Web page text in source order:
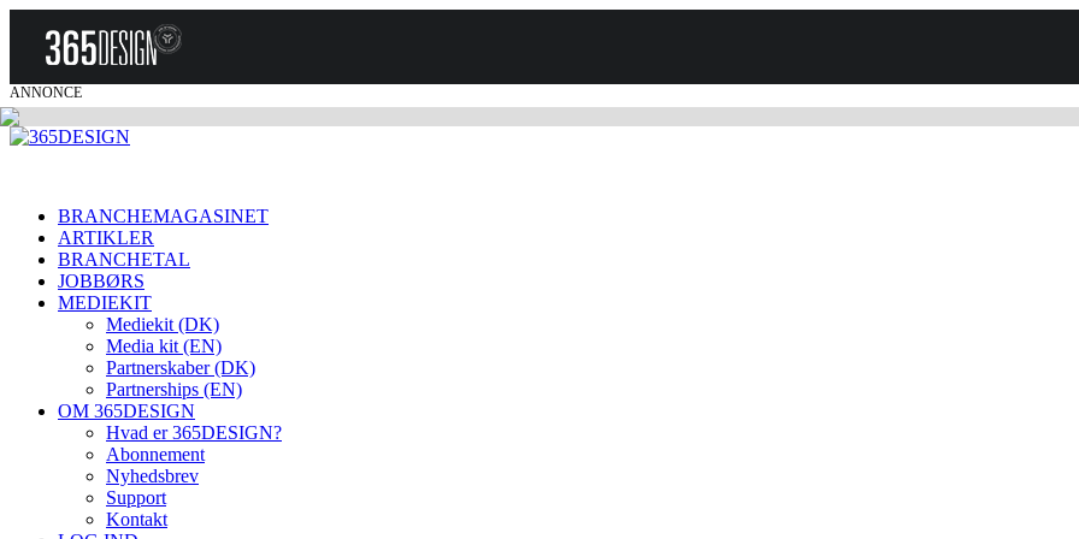
ANNONCE
BRANCHEMAGASINET
ARTIKLER
BRANCHETAL
JOBBØRS
MEDIEKIT
Mediekit (DK)
Media kit (EN)
Partnerskaber (DK)
Partnerships (EN)
OM 365DESIGN
Hvad er 365DESIGN?
Abonnement
Nyhedsbrev
Support
Kontakt